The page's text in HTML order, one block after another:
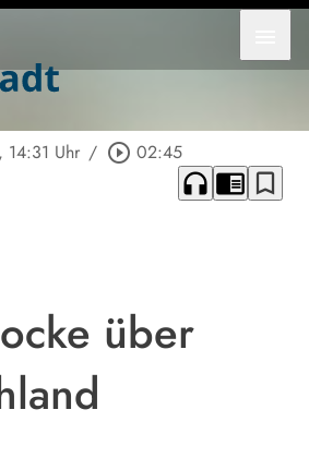
, 14:31 Uhr / play_circle_outline 02:45
headphones chrome_reader_mode bookmark_border
über